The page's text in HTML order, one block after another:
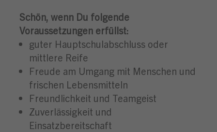
Schön, wenn Du folgende
Voraussetzungen erfüllst:
guter Hauptschulabschluss oder
mittlere Reife
Freude am Umgang mit Menschen und
frischen Lebensmitteln
Freundlichkeit und Teamgeist
Zuverlässigkeit und
Einsatzbereitschaft